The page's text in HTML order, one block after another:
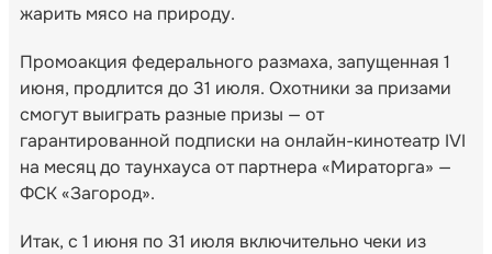
жарить мясо на природу.
Промоакция федерального размаха, запущенная 1
июня, продлится до 31 июля. Охотники за призами
смогут выиграть разные призы — от
гарантированной подписки на онлайн-кинотеатр IVI
на месяц до таунхауса от партнера «Мираторга» —
ФСК «Загород».
Итак, с 1 июня по 31 июля включительно чеки из